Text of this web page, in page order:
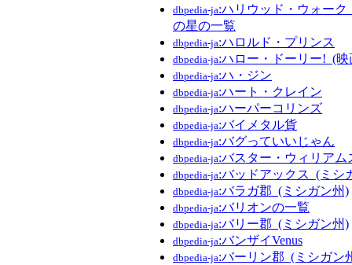
dbpedia-ja:ハリウッド・ウォー
の星の一覧
dbpedia-ja:ハロルド・プリンス
dbpedia-ja:ハロー・ドーリー!_(映
dbpedia-ja:ハ・ジン
dbpedia-ja:ハート・クレイン
dbpedia-ja:ハーパーコリンズ
dbpedia-ja:バイメタル貨
dbpedia-ja:バグっていいじゃん
dbpedia-ja:バスター・ウィリアム
dbpedia-ja:バッドアックス_(ミシ
dbpedia-ja:バラガ郡_(ミシガン州)
dbpedia-ja:バリオンの一覧
dbpedia-ja:バリー郡_(ミシガン州)
dbpedia-ja:バンザイVenus
dbpedia-ja:バーリン郡_(ミシガン